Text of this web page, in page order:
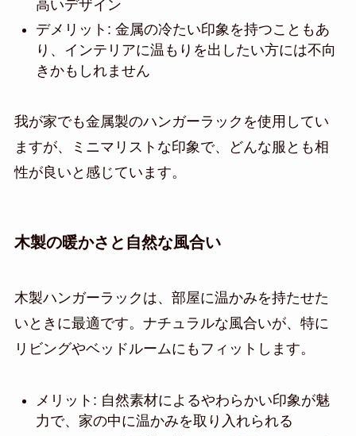
高いデザイン
デメリット: 金属の冷たい印象を持つこともあ
り、インテリアに温もりを出したい方には不向
きかもしれません
我が家でも金属製のハンガーラックを使用してい
ますが、ミニマリストな印象で、どんな服とも相
性が良いと感じています。
木製の暖かさと自然な風合い
木製ハンガーラックは、部屋に温かみを持たせた
いときに最適です。ナチュラルな風合いが、特に
リビングやベッドルームにもフィットします。
メリット: 自然素材によるやわらかい印象が魅
力で、家の中に温かみを取り入れられる